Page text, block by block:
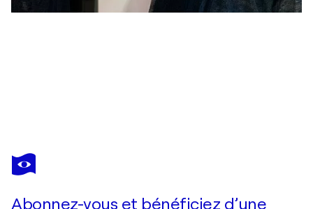
BERTA GOLDWASER
Con todos sus bríos
Abonnez-vous et bénéficiez d’une